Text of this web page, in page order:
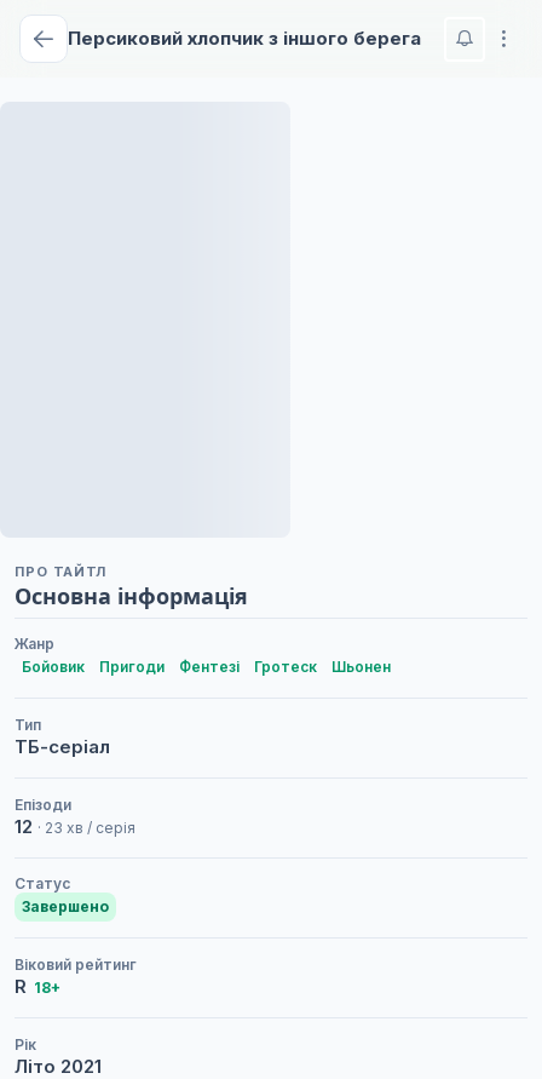
Персиковий хлопчик з іншого берега
ПРО ТАЙТЛ
Основна інформація
Жанр
Бойовик
Пригоди Фентезі Гротеск Шьонен
Тип
ТБ-серіал
Епізоди
12 · 23 хв / серія
Статус
Завершено
Віковий рейтинг
R 18+
Рік
Літо 2021